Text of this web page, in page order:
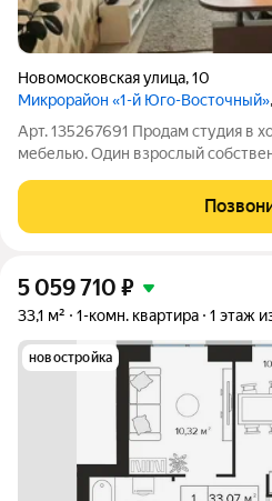
Новомосковская улица,10
Микрорайон «1-й Юго-Восточный»
Арт. 135267691 Продам студия в
мебелью. Один взрослый
5 059 710 ₽
33,1 м² 1-комн. квартира 1 этаж
новостройка